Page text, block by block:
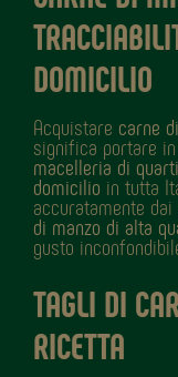
DOMICILIO
Acquistare carne
significa portare
macelleria di
domicilio in tutta
accuratamente
di manzo di alta
gusto
TAGLI DI
RICETTA